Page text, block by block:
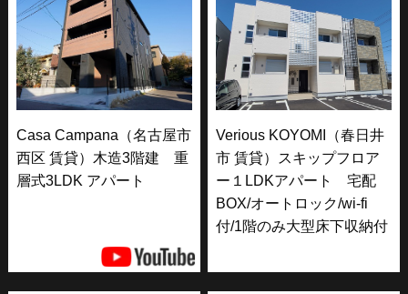
Casa Campana（名古屋市
西区 賃貸）木造3階建 重
層式3LDK アパート
Verious KOYOMI（春日井
市 賃貸）スキップフロア
ー１LDKアパート 宅配
BOX/オートロック/wi-fi
付/1階のみ大型床下収納付